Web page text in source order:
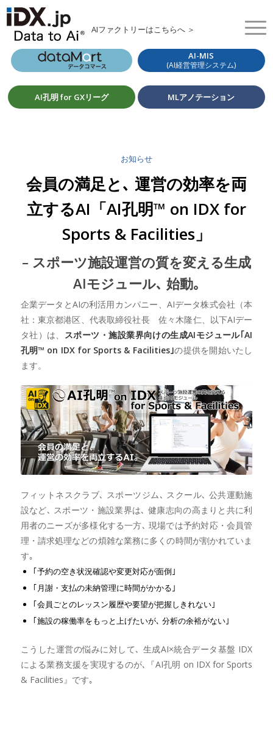
AIファクトリーはこちらへ ＞
AI-MIS
(AI経営管理システム)
AI孔明 for GXリーグ MLアノテーション
お知らせ
会員の満足と､ 運営の効率を両
立するAI「AI孔明™ on IDX for
Sports & Facilities」
– スポーツ施設運営の質を変える生成
AIモジュール､ 始動｡
企業データとAIの利活用カンパニー、AIデータ株式会社（本
社：東京都港区、代表取締役社長 佐々木隆仁、以下AIデー
タ社）は、 スポーツ・施設業界向けの生成AIモジュール｢AI
孔明™ on IDX for Sports & Facilities｣の提供を開始いたし
ます。
フィットネスクラブ､ スポーツジム､ スクール､ 公共運動施
設など､ スポーツ・施設業界は､ 健康志向の高まりと共に利
用者のニーズが多様化する一方､ 現場では予約対応・会員管
理・請求処理などの煩雑な業務に多くの時間が割かれていま
す｡
｢予約の空き状況確認や変更対応が面倒｣
｢月謝・支払の未納管理に時間がかかる｣
｢会員ごとのレッスン履歴や要望が把握しきれない｣
｢施設の稼働率をもっと上げたいが､ 分析の余裕がない｣
こうした運営の悩みに対して､ 生成AI×統合データ基盤 IDX
による業務支援を実現するのが､『AI孔明 on IDX for Sports
& Facilities』です｡